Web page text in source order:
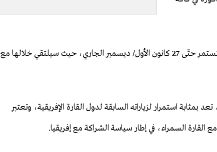
وأضافت المصادر أنّ الجولة الافريقية للرئيس أردوغان ستستمر حتّى 27 كانون الأول/ ديسمبر الجاري، حيث سيلتقي خلالها مع
بمثابة استمرار لزياراته السابقة لدول القارة الإفريقية، وتعتبر
القارة السمراء، في إطار سياسة الشراكة مع إفريقيا.